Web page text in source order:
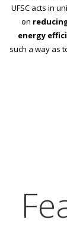
UFSC acts in
on
energy
such a way as